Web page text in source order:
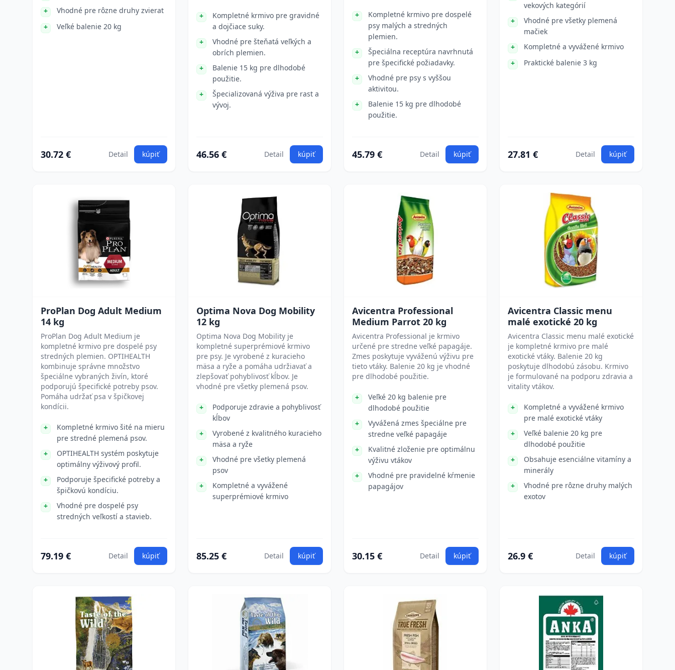
Vhodné pre rôzne druhy zvierat
Veľké balenie 20 kg
30.72 € Detail kúpiť
Kompletné krmivo pre gravidné
a dojčiace suky.
Vhodné pre šteňatá veľkých a
obrích plemien.
Balenie 15 kg pre dlhodobé
použitie.
Špecializovaná výživa pre rast a
vývoj.
46.56 € Detail kúpiť
Kompletné krmivo pre dospelé
psy malých a stredných
plemien.
Špeciálna receptúra navrhnutá
pre špecifické požiadavky.
Vhodné pre psy s vyššou
aktivitou.
Balenie 15 kg pre dlhodobé
použitie.
45.79 € Detail kúpiť
vekových kategórií
Vhodné pre všetky plemená
mačiek
Kompletné a vyvážené krmivo
Praktické balenie 3 kg
27.81 € Detail kúpiť
ProPlan Dog Adult Medium
14 kg
ProPlan Dog Adult Medium je
kompletné krmivo pre dospelé psy
stredných plemien. OPTIHEALTH
kombinuje správne množstvo
špeciálne vybraných živín, ktoré
podporujú špecifické potreby psov.
Pomáha udržať psa v špičkovej
kondícii.
Kompletné krmivo šité na mieru
pre stredné plemená psov.
OPTIHEALTH systém poskytuje
optimálny výživový profil.
Podporuje špecifické potreby a
špičkovú kondíciu.
Vhodné pre dospelé psy
stredných veľkostí a stavieb.
79.19 € Detail kúpiť
Optima Nova Dog Mobility
12 kg
Optima Nova Dog Mobility je
kompletné superprémiové krmivo
pre psy. Je vyrobené z kuracieho
mäsa a ryže a pomáha udržiavať a
zlepšovať pohyblivosť kĺbov. Je
vhodné pre všetky plemená psov.
Podporuje zdravie a pohyblivosť
kĺbov
Vyrobené z kvalitného kuracieho
mäsa a ryže
Vhodné pre všetky plemená
psov
Kompletné a vyvážené
superprémiové krmivo
85.25 € Detail kúpiť
Avicentra Professional
Medium Parrot 20 kg
Avicentra Professional je krmivo
určené pre stredne veľké papagáje.
Zmes poskytuje vyváženú výživu pre
tieto vtáky. Balenie 20 kg je vhodné
pre dlhodobé použitie.
Veľké 20 kg balenie pre
dlhodobé použitie
Vyvážená zmes špeciálne pre
stredne veľké papagáje
Kvalitné zloženie pre optimálnu
výživu vtákov
Vhodné pre pravidelné kŕmenie
papagájov
30.15 € Detail kúpiť
Avicentra Classic menu
malé exotické 20 kg
Avicentra Classic menu malé exotické
je kompletné krmivo pre malé
exotické vtáky. Balenie 20 kg
poskytuje dlhodobú zásobu. Krmivo
je formulované na podporu zdravia a
vitality vtákov.
Kompletné a vyvážené krmivo
pre malé exotické vtáky
Veľké balenie 20 kg pre
dlhodobé použitie
Obsahuje esenciálne vitamíny a
minerály
Vhodné pre rôzne druhy malých
exotov
26.9 € Detail kúpiť